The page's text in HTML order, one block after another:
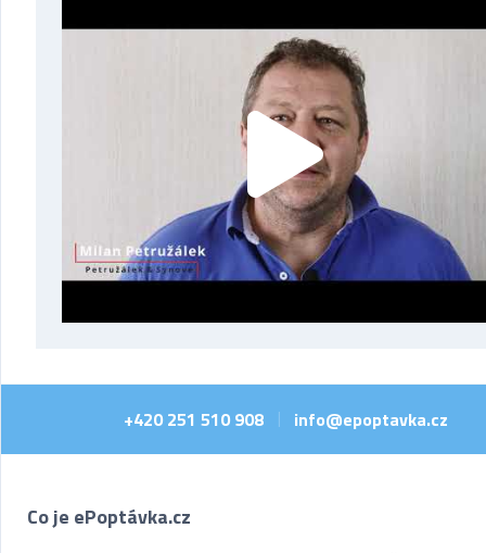
+420 251 510 908 info@epoptavka.cz
Co je ePoptávka.cz